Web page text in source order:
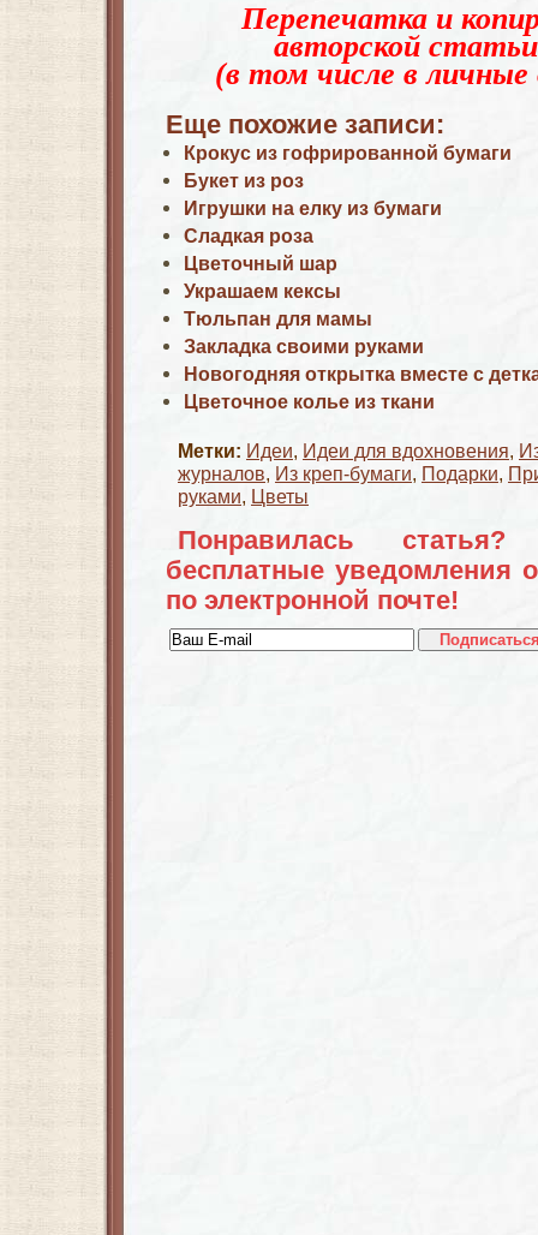
Перепечатка и
авторской
(в том числе в личные
Еще похожие записи:
Крокус из гофрированной бумаги
Букет из роз
Игрушки на елку из бумаги
Сладкая роза
Цветочный шар
Украшаем кексы
Тюльпан для мамы
Закладка своими руками
Новогодняя открытка вместе с
Цветочное колье из ткани
Метки: Идеи, Идеи для вдохновения,
журналов, Из креп-бумаги, Подарки,
руками, Цветы
Понравилась
бесплатные уведомления
по электронной почте!